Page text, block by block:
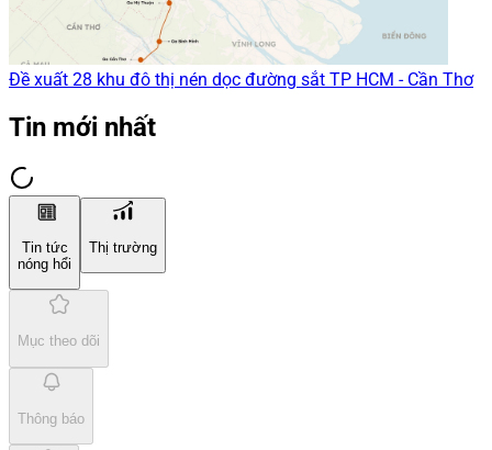
Đề xuất 28 khu đô thị nén dọc đường sắt TP HCM - Cần Thơ
Tin mới nhất
Tin tức
nóng hổi
Thị trường
Mục theo dõi
Thông báo